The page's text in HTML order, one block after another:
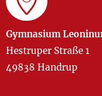
Gymnasium
Hestruper Straße 1
49838 Handrup